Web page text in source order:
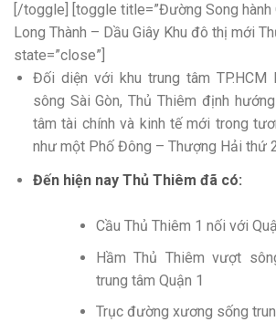
[/toggle] [toggle title=”Đường Song hành
Long Thành – Dầu Giây Khu đô thị mới
state=”close”]
Đối diện với khu trung tâm TP.HCM
sông Sài Gòn, Thủ Thiêm định
tâm tài chính và kinh tế mới trong
như một Phố Đông – Thượng Hải thứ
Đến hiện nay Thủ Thiêm đã có:
Cầu Thủ Thiêm 1 nối với
Hầm Thủ Thiêm vượt
trung tâm Quận 1
Trục đường xương sống